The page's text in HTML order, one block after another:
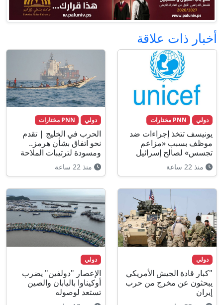
أخبار ذات علاقة
دولي PNN مختارات
يونيسف تتخذ إجراءات ضد
موظف بسبب «مزاعم
تجسس» لصالح إسرائيل
منذ 22 ساعة
دولي PNN مختارات
الحرب في الخليج | تقدم
نحو اتفاق بشأن هرمز..
ومسودة لترتيبات الملاحة
منذ 22 ساعة
دولي
"كبار قادة الجيش الأمريكي
يبحثون عن مخرج من حرب
إيران
دولي
الإعصار "دولفين" يضرب
أوكيناوا باليابان والصين
تستعد لوصوله